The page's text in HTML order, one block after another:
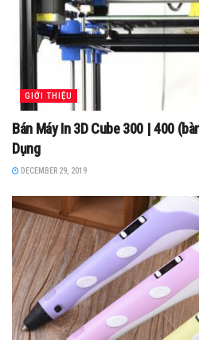
GIỚI THIỆU
Bán Máy In 3D Cube 300 | 400
Dụng
DECEMBER 29, 2019